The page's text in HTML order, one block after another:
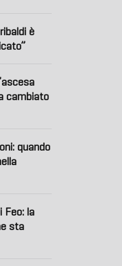
è
cambiato
quando
Feo: la
sta